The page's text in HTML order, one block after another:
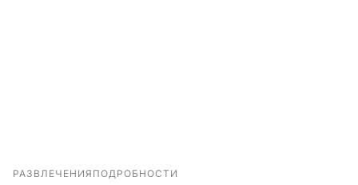
РАЗВЛЕЧЕНИЯ ПОДРОБНОСТИ